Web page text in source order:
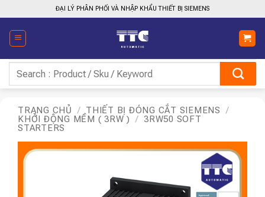
qua
nội
dung
ĐẠI LÝ PHÂN PHỐI VÀ NHẬP KHẨU THIẾT BỊ SIEMENS
kiếm:
TRANG CHỦ / THIẾT BỊ ĐÓNG CẮT SIEMENS
/
KHỞI ĐỘNG MỀM ( 3RW )
/ 3RW50 SOFT
STARTERS